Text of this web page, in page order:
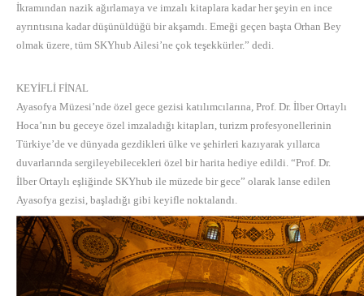
İkramından nazik ağırlamaya ve imzalı kitaplara kadar her şeyin en ince
ayrıntısına kadar düşünüldüğü bir akşamdı. Emeği geçen başta Orhan Bey
olmak üzere, tüm SKYhub Ailesi’ne çok teşekkürler.” dedi.
KEYİFLİ FİNAL
Ayasofya Müzesi’nde özel gece gezisi katılımcılarına, Prof. Dr. İlber Ortaylı
Hoca’nın bu geceye özel imzaladığı kitapları, turizm profesyonellerinin
Türkiye’de ve dünyada gezdikleri ülke ve şehirleri kazıyarak yıllarca
duvarlarında sergileyebilecekleri özel bir harita hediye edildi. “Prof. Dr.
İlber Ortaylı eşliğinde SKYhub ile müzede bir gece” olarak lanse edilen
Ayasofya gezisi, başladığı gibi keyifle noktalandı.